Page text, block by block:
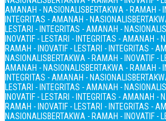
AMANAH - NASIONALISBERTAKWA - RAMAH -
INTEGRITAS - AMANAH - NASIONALIS
LESTARI - INTEGRITAS - AMANAH - NASIONALIS
INOVATIF - LESTARI - INTEGRITAS - AMANAH -
RAMAH - INOVATIF - LESTARI - INTEGRITAS -
NASIONALISBERTAKWA - RAMAH - INOVATIF -
AMANAH - NASIONALISBERTAKWA - RAMAH -
INTEGRITAS - AMANAH - NASIONALIS
LESTARI - INTEGRITAS - AMANAH - NASIONALIS
INOVATIF - LESTARI - INTEGRITAS - AMANAH -
RAMAH - INOVATIF - LESTARI - INTEGRITAS -
NASIONALISBERTAKWA - RAMAH - INOVATIF -